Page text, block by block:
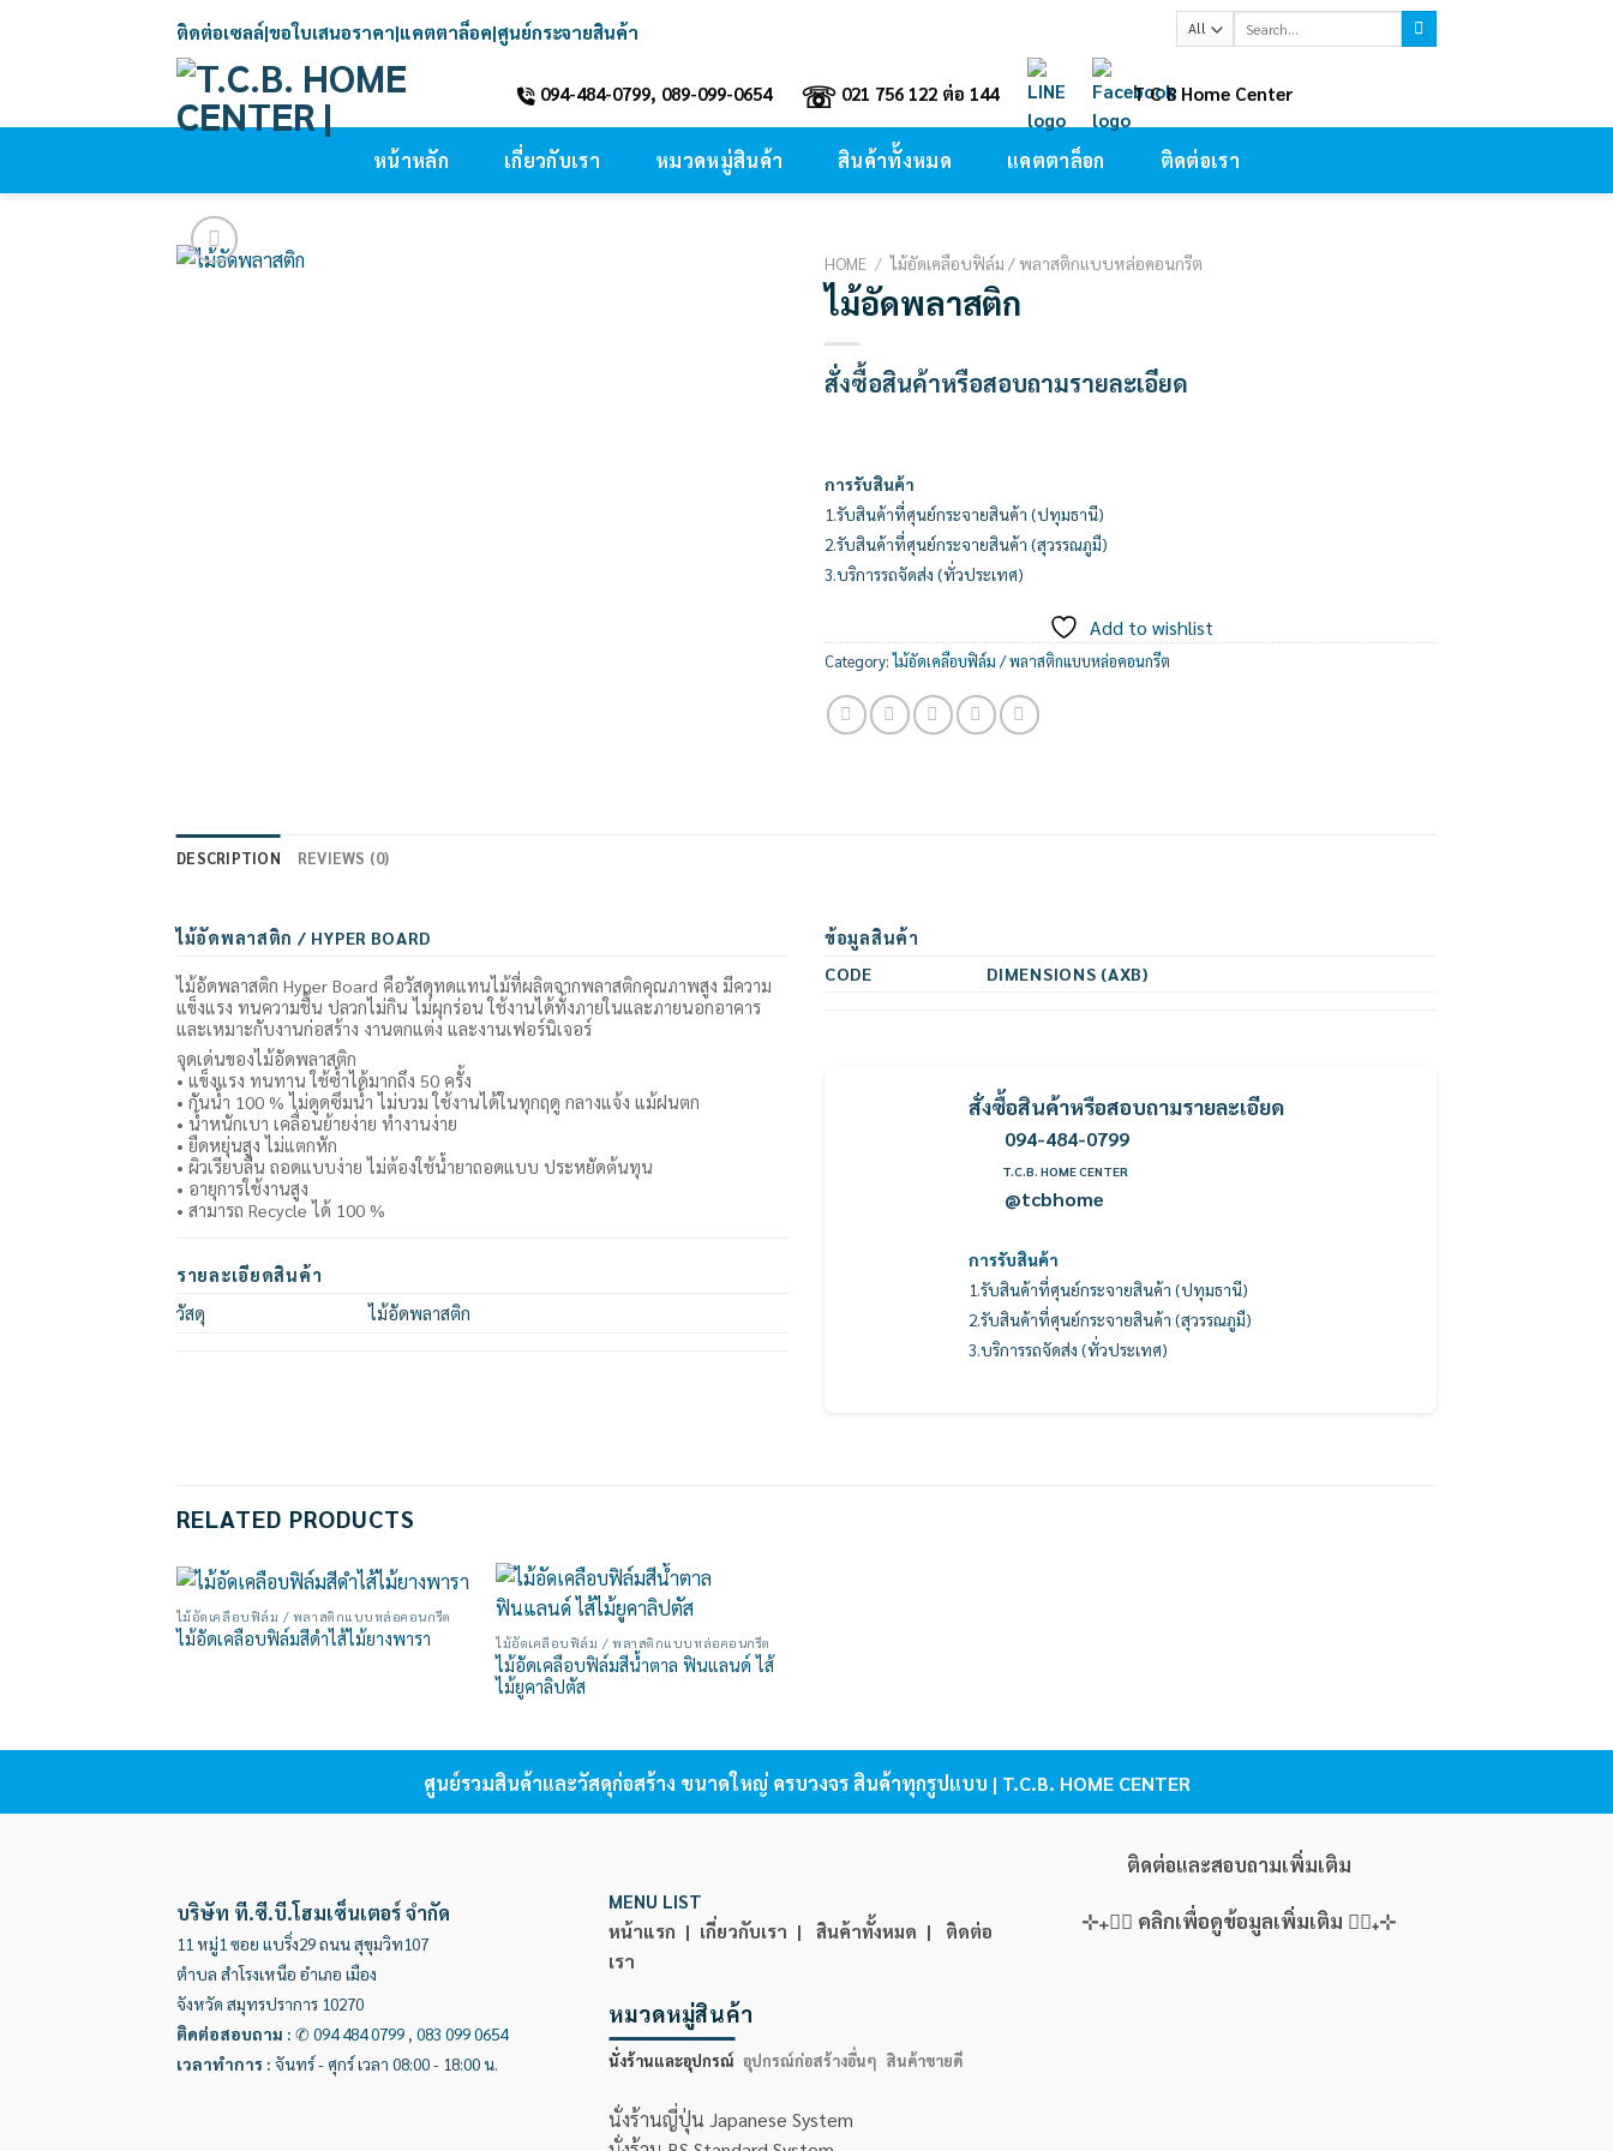
ติดต่อเซลล์|ขอใบเสนอราคา|แคตตาล็อค|ศูนย์กระจายสินค้า
for:
094-484-0799, 089-099-0654 ☏ 021 756 122 ต่อ 144 ㅤT C B Home Center
หน้าหลัก เกี่ยวกับเรา หมวดหมู่สินค้า สินค้าทั้งหมด แคตตาล็อก ติดต่อเรา
HOME / ไม้อัดเคลือบฟิล์ม / พลาสติกแบบหล่อคอนกรีต
ไม้อัดพลาสติก
สั่งซื้อสินค้าหรือสอบถามรายละเอียด
การรับสินค้า
1.รับสินค้าที่ศุนย์กระจายสินค้า (ปทุมธานี)
2.รับสินค้าที่ศุนย์กระจายสินค้า (สุวรรณภูมื)
3.บริการรถจัดส่ง (ทั่วประเทศ)
Add to wishlist
Category:ไม้อัดเคลือบฟิล์ม / พลาสติกแบบหล่อคอนกรีต
DESCRIPTION REVIEWS (0)
ไม้อัดพลาสติก / HYPER BOARD
ไม้อัดพลาสติก Hyper Board คือวัสดุทดแทนไม้ที่ผลิตจากพลาสติกคุณภาพสูง มีความ
แข็งแรง ทนความชื้น ปลวกไม่กิน ไม่ผุกร่อน ใช้งานได้ทั้งภายในและภายนอกอาคาร
และเหมาะกับงานก่อสร้าง งานตกแต่ง และงานเฟอร์นิเจอร์
จุดเด่นของไม้อัดพลาสติก
• แข็งแรง ทนทาน ใช้ซ้ำได้มากถึง 50 ครั้ง
• กันน้ำ 100 % ไม่ดูดซึมน้ำ ไม่บวม ใช้งานได้ในทุกฤดู กลางแจ้ง แม้ฝนตก
• น้ำหนักเบา เคลื่อนย้ายง่าย ทำงานง่าย
• ยืดหยุ่นสูง ไม่แตกหัก
• ผิวเรียบลื่น ถอดแบบง่าย ไม่ต้องใช้น้ำยาถอดแบบ ประหยัดต้นทุน
• อายุการใช้งานสูง
• สามารถ Recycle ได้ 100 %
รายละเอียดสินค้า
วัสดุ
ไม้อัดพลาสติก
ข้อมูลสินค้า
CODE
DIMENSIONS (AXB)
สั่งซื้อสินค้าหรือสอบถามรายละเอียด
094-484-0799
T.C.B. HOME CENTER
@tcbhome
การรับสินค้า
1.รับสินค้าที่ศุนย์กระจายสินค้า (ปทุมธานี)
2.รับสินค้าที่ศุนย์กระจายสินค้า (สุวรรณภูมื)
3.บริการรถจัดส่ง (ทั่วประเทศ)
RELATED PRODUCTS
wishlist
ไม้อัดเคลือบฟิล์ม / พลาสติกแบบหล่อคอนกรีต
ไม้อัดเคลือบฟิล์มสีดำไส้ไม้ยางพารา
wishlist
ไม้อัดเคลือบฟิล์ม / พลาสติกแบบหล่อคอนกรีต
ไม้อัดเคลือบฟิล์มสีน้ำตาล ฟินแลนด์ ไส้
ไม้ยูคาลิปตัส
ศูนย์รวมสินค้าและวัสดุก่อสร้าง ขนาดใหญ่ ครบวงจร สินค้าทุกรูปแบบ | T.C.B. HOME CENTER
บริษัท ที.ซี.บี.โฮมเซ็นเตอร์ จำกัด
11 หมู่1 ซอย แบริ่ง29 ถนน สุขุมวิท107
ตำบล สำโรงเหนือ อำเภอ เมือง
จังหวัด สมุทรปราการ 10270
ติดต่อสอบถาม : ✆ 094 484 0799 , 083 099 0654
เวลาทำการ : จันทร์ - ศุกร์ เวลา 08:00 - 18:00 น.
MENU LIST
หน้าแรก | เกี่ยวกับเรา | สินค้าทั้งหมด |
ติดต่อ
เรา
หมวดหมู่สินค้า
นั่งร้านและอุปกรณ์ อุปกรณ์ก่อสร้างอื่นๆ สินค้าขายดี
นั่งร้านญี่ปุ่น Japanese System
ติดต่อและสอบถามเพิ่มเติม
⊹₊👇🏻 คลิกเพื่อดูข้อมูลเพิ่มเติม 👇🏻₊⊹